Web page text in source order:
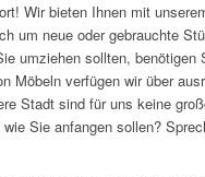
Wir bieten Ihnen mit
um neue oder gebrauchte
umziehen sollten, benötigen
Möbeln verfügen wir über
Stadt sind für uns keine
Sie anfangen sollen?